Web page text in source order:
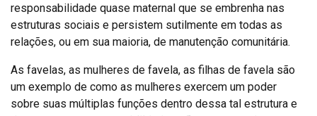
responsabilidade quase maternal que se embrenha nas
estruturas sociais e persistem sutilmente em todas as
relações, ou em sua maioria, de manutenção comunitária.
As favelas, as mulheres de favela, as filhas de favela são
um exemplo de como as mulheres exercem um poder
sobre suas múltiplas funções dentro dessa tal estrutura e